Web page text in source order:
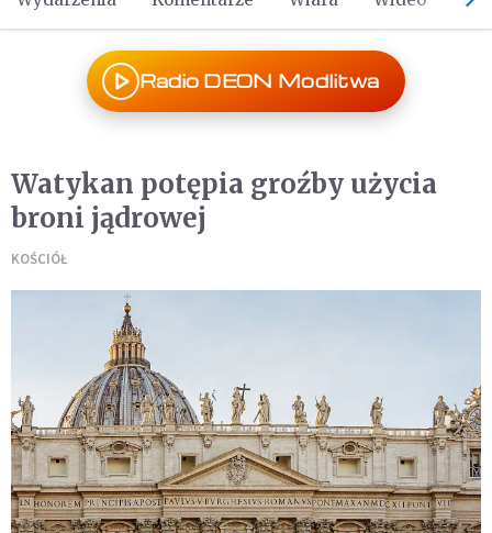
Radio DEON Modlitwa
Watykan potępia groźby użycia
broni jądrowej
KOŚCIÓŁ